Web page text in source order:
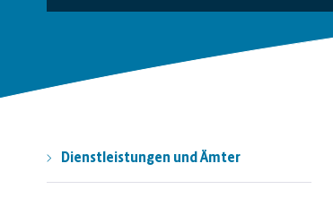
Dienstleistungen und Ämter